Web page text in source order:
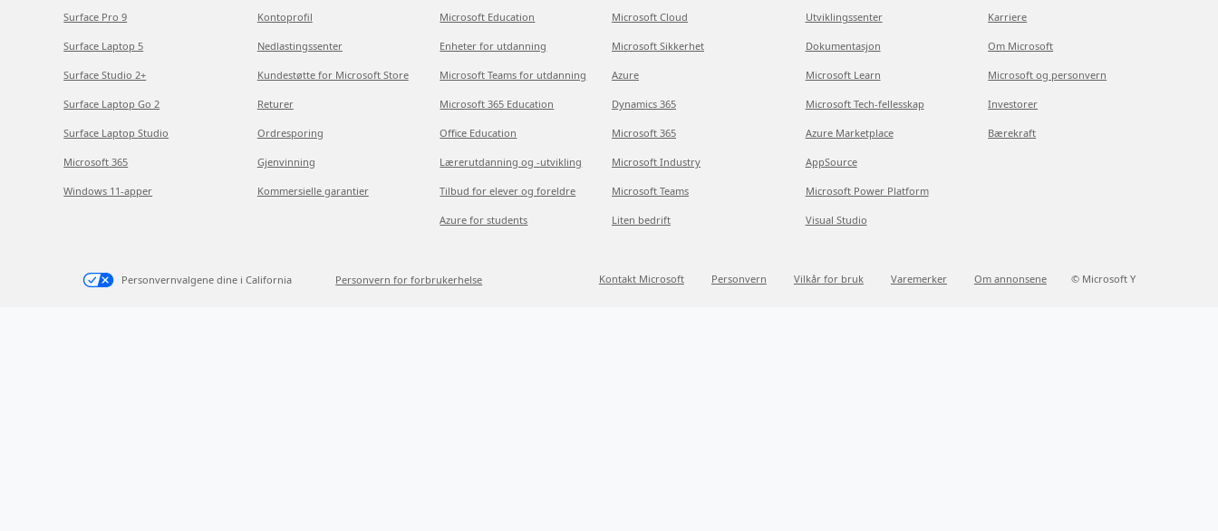
Surface Pro 9
Surface Laptop 5
Surface Studio 2+
Surface Laptop Go 2
Surface Laptop Studio
Microsoft 365
Windows 11-apper
Kontoprofil
Nedlastingssenter
Kundestøtte for Microsoft Store
Returer
Ordresporing
Gjenvinning
Kommersielle garantier
Microsoft Education
Enheter for utdanning
Microsoft Teams for utdanning
Microsoft 365 Education
Office Education
Lærerutdanning og -utvikling
Tilbud for elever og foreldre
Azure for students
Microsoft Cloud
Microsoft Sikkerhet
Azure
Dynamics 365
Microsoft 365
Microsoft Industry
Microsoft Teams
Liten bedrift
Utviklingssenter
Dokumentasjon
Microsoft Learn
Microsoft Tech-fellesskap
Azure Marketplace
AppSource
Microsoft Power Platform
Visual Studio
Karriere
Om Microsoft
Microsoft og personvern
Investorer
Bærekraft
Personvernvalgene dine i California Personvern for forbrukerhelse Kontakt Microsoft Personvern Vilkår for bruk Varemerker Om annonsene © Microsoft Y